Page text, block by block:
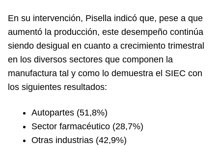
En su intervención, Pisella indicó que, pese a que
aumentó la producción, este desempeño continúa
siendo desigual en cuanto a crecimiento trimestral
en los diversos sectores que componen la
manufactura tal y como lo demuestra el SIEC con
los siguientes resultados:
Autopartes (51,8%)
Sector farmacéutico (28,7%)
Otras industrias (42,9%)